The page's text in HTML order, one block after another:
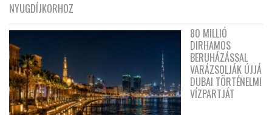
NYUGDÍJKORHOZ
80 MILLIÓ
DIRHAMOS
BERUHÁZÁSSAL
VARÁZSOLJÁK ÚJJÁ
DUBAI TÖRTÉNELMI
VÍZPARTJÁT